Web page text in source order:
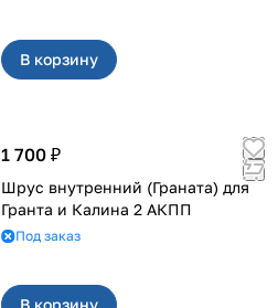
В корзину
1 700 ₽
Шрус внутренний (Граната) для
Гранта и Калина 2 АКПП
Под заказ
В корзину